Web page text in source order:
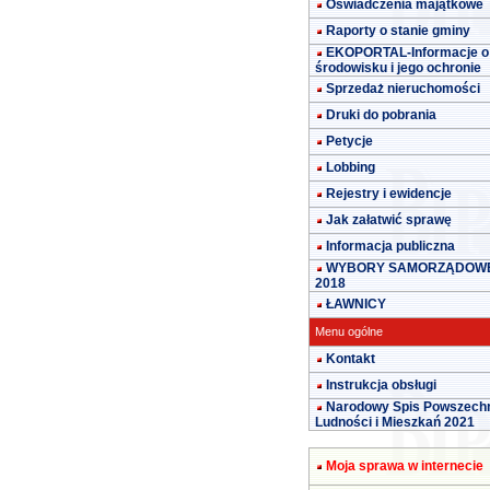
Oświadczenia majątkowe
Raporty o stanie gminy
EKOPORTAL-Informacje o
środowisku i jego ochronie
Sprzedaż nieruchomości
Druki do pobrania
Petycje
Lobbing
Rejestry i ewidencje
Jak załatwić sprawę
Informacja publiczna
WYBORY
2018
ŁAWNICY
Menu ogólne
Kontakt
Instrukcja obsługi
Narodowy Spis
Ludności i Mieszkań 2021
Moja sprawa w internecie